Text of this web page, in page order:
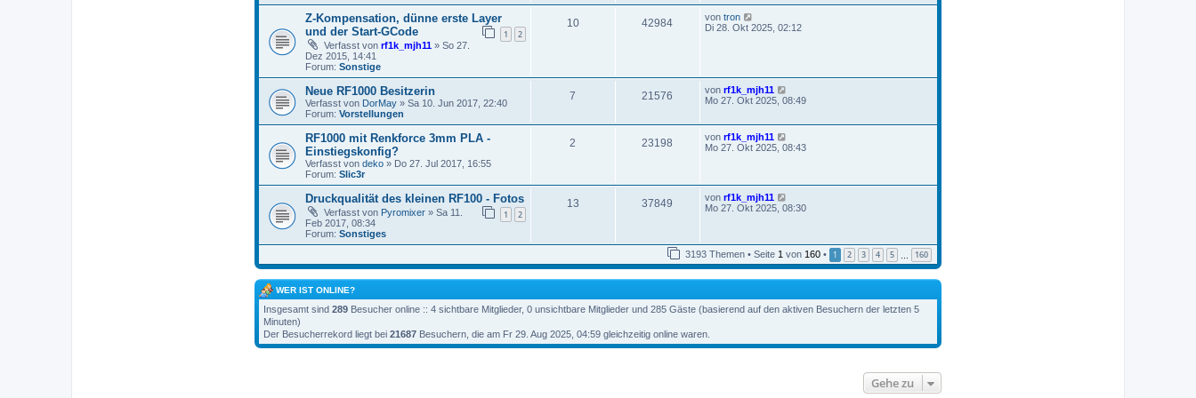
r
g
B
i
t
e
i
r
a
Z-Kompensation, dünne erste Layer
und der Start-GCode
1 2
Verfasst von rf1k_mjh11 » So 27.
Dez 2015, 14:41
Forum: Sonstige
10 42984 von tron
e
e
r
B
i
t
r
a
Di 28. Okt 2025, 02:12
Neue RF1000 Besitzerin
Verfasst von DorMay » Sa 10. Jun 2017, 22:40
Forum: Vorstellungen
7 21576 von rf1k_mjh11
e
t
e
e
t
Mo 27. Okt 2025, 08:49
RF1000 mit Renkforce 3mm PLA -
Einstiegskonfig?
Verfasst von deko » Do 27. Jul 2017, 16:55
Forum: Slic3r
2 23198 von rf1k_mjh11
e
t
r
i
t
r
Mo 27. Okt 2025, 08:43
Druckqualität des kleinen RF100 - Fotos
1 2
Verfasst von Pyromixer » Sa 11.
Feb 2017, 08:34
Forum: Sonstiges
13 37849 von rf1k_mjh11
e
e
r
B
i
t
g
Mo 27. Okt 2025, 08:30
3193 Themen • Seite 1 von 160 • 1 2 3 4 5 … 160
WER IST ONLINE?
Insgesamt sind 289 Besucher online :: 4 sichtbare Mitglieder, 0 unsichtbare Mitglieder und 285 Gäste (basierend auf den aktiven Besuchern der letzten 5
Minuten)
Der Besucherrekord liegt bei 21687 Besuchern, die am Fr 29. Aug 2025, 04:59 gleichzeitig online waren.
Gehe zu